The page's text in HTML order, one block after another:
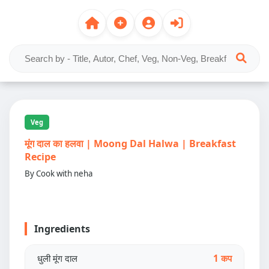
Veg
मूंग दाल का हलवा | Moong Dal Halwa | Breakfast
Recipe
By Cook with neha
Ingredients
धुली मूंग दाल 1 कप